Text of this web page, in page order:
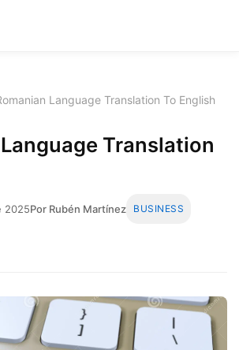
Language Translation To English
Translation
2025Por Rubén Martínez BUSINESS